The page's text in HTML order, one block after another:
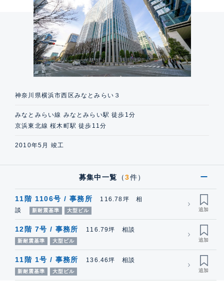
神奈川県横浜市西区みなとみらい３
みなとみらい線 みなとみらい駅 徒歩1分
京浜東北線 桜木町駅 徒歩11分
2010年5月 竣工
募集中一覧 （3件）
11階 1106号 / 事務所
116.78坪 相
談
新耐震基準 大型ビル
12階 7号 / 事務所 116.79坪 相談
新耐震基準 大型ビル
11階 1号 / 事務所 136.46坪 相談
新耐震基準 大型ビル